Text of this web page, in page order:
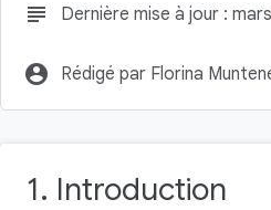
subject Dernière mise à jour :
account_circle Rédigé par Florina
1. Introduction